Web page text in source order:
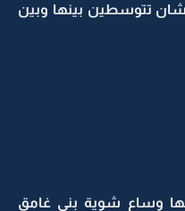
تتوسطين بينها وبين
وساع شوية بني غامق